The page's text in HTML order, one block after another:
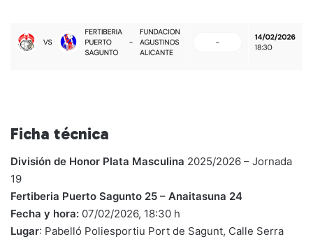
Ficha técnica
División de Honor Plata Masculina 2025/2026 – Jornada
19
Fertiberia Puerto Sagunto 25 – Anaitasuna 24
Fecha y hora: 07/02/2026, 18:30 h
Lugar: Pabelló Poliesportiu Port de Sagunt, Calle Serra